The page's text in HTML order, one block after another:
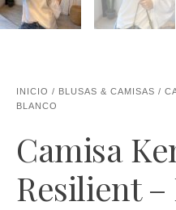
INICIO / BLUSAS & CAMISAS /
BLANCO
Camisa
Resilient –